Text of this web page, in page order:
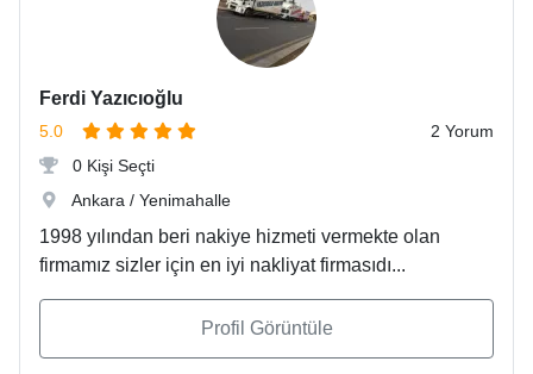
Ferdi Yazıcıoğlu
5.0
2 Yorum
0 Kişi Seçti
Ankara / Yenimahalle
1998 yılından beri nakiye hizmeti vermekte olan
firmamız sizler için en iyi nakliyat firmasıdı...
Profil Görüntüle